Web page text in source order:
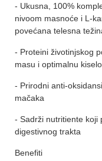
- Ukusna, 100%
nivoom masnoće i L-
povećana telesna
- Proteini životinjskog
masu i optimalnu
- Prirodni anti-
mačaka
- Sadrži nutritiente koji
digestivnog trakta
Benefiti